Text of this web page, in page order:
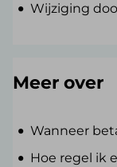
Wijziging
Meer over
Wanneer
Hoe regel ik